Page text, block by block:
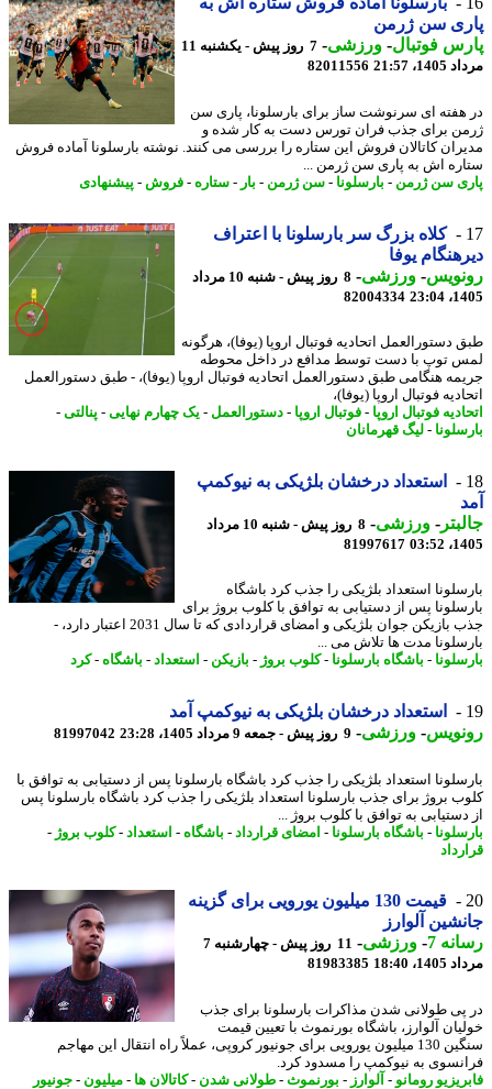
سن ژرمن
فوتبال-ورزشی-
7 روز پیش - یکشنبه 11
21:57
82011556
ای سرنوشت ساز برای بارسلونا، پاری سن
برای جذب فران تورس دست به کار شده و
کاتالان فروش این ستاره را بررسی می کنند. نوشته بارسلونا آماده فروش
اش به پاری سن ژرمن ...
سن ژرمن -بارسلونا-سن ژرمن -بار - ستاره-فروش -پیشنهادی
کلاه بزرگ سر بارسلونا با اعتراف
یوفا
-ورزشی-
8 روز پیش - شنبه 10 مرداد
82004334
دستورالعمل اتحادیه فوتبال اروپا (یوفا)، هرگونه
توپ با دست توسط مدافع در داخل محوطه
هنگامی طبق دستورالعمل اتحادیه فوتبال اروپا (یوفا)، - طبق دستورالعمل
فوتبال اروپا (یوفا)،
فوتبال اروپا - فوتبال اروپا - دستورالعمل-یک چهارم نهایی-پنالتی-
-لیگ قهرمانان
استعداد درخشان بلژیکی به نیوکمپ
-ورزشی-
8 روز پیش - شنبه 10 مرداد
81997617
استعداد بلژیکی را جذب کرد باشگاه
پس از دستیابی به توافق با کلوب بروژ برای
جذب بازیکن جوان بلژیکی و امضای قراردادی که تا سال 2031 اعتبار دارد، -
مدت ها تلاش می ...
-باشگاه بارسلونا-کلوب بروژ - بازیکن -استعداد-باشگاه-کرد
استعداد درخشان بلژیکی به نیوکمپ آمد
-ورزشی-9 روز پیش - جمعه 9 مرداد 1405، 23:28 81997042
استعداد بلژیکی را جذب کرد باشگاه بارسلونا پس از دستیابی به توافق با
بروژ برای جذب بارسلونا استعداد بلژیکی را جذب کرد باشگاه بارسلونا پس
به توافق با کلوب بروژ ...
-باشگاه بارسلونا-امضای قرارداد -باشگاه-استعداد-کلوب بروژ -
قیمت 130 میلیون یورویی برای گزینه
آلوارز
7
-ورزشی-
11 روز پیش - چهارشنبه 7
18:40
81983385
طولانی شدن مذاکرات بارسلونا برای جذب
آلوارز، باشگاه بورنموث با تعیین قیمت
سنگین 130 میلیون یورویی برای جونیور کروپی، عملاً راه انتقال این مهاجم
به نیوکمپ را مسدود کرد.
رومانو-آلوارز- بورنموث-طولانی شدن-کاتالان ها- میلیون-جونیور